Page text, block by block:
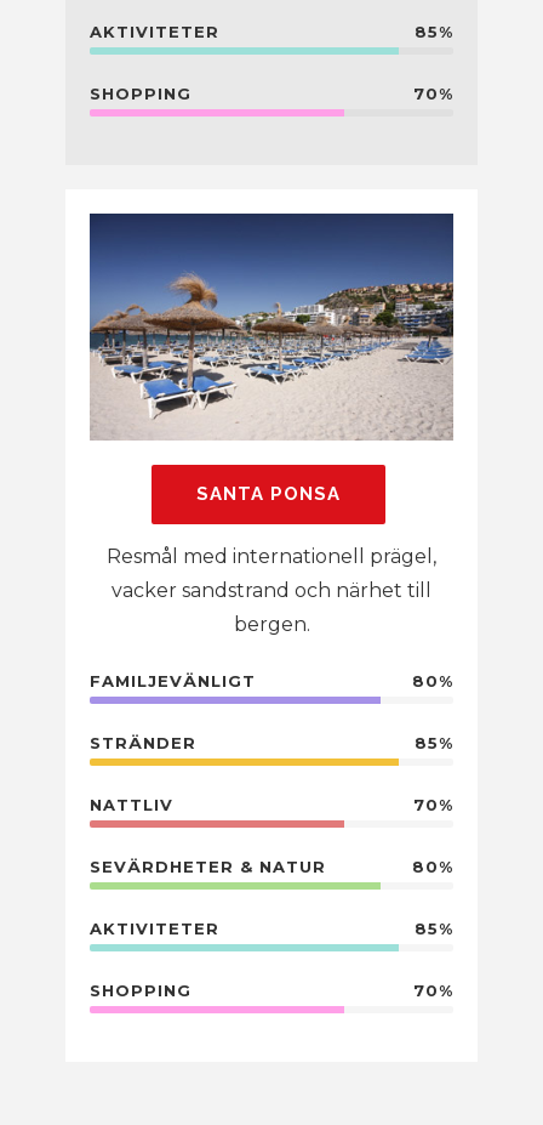
AKTIVITETER 85%
SHOPPING 70%
SANTA PONSA
Resmål med internationell prägel,
vacker sandstrand och närhet till
bergen.
FAMILJEVÄNLIGT 80%
STRÄNDER 85%
NATTLIV 70%
SEVÄRDHETER & NATUR 80%
AKTIVITETER 85%
SHOPPING 70%